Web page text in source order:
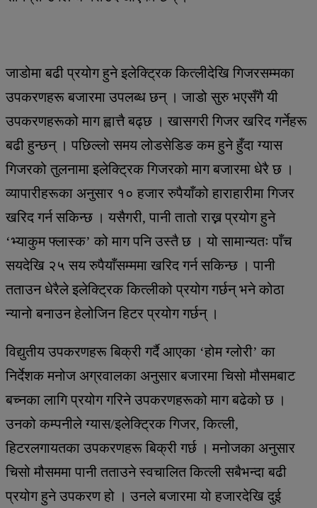
जाडोमा बढी प्रयोग हुने इलेक्ट्रिक कित्लीदेखि गिजरसम्मका
उपकरणहरू बजारमा उपलब्ध छन् । जाडो सुरु भएसँगै यी
उपकरणहरूको माग ह्वात्तै बढ्छ । खासगरी गिजर खरिद गर्नेहरू
बढी हुन्छन् । पछिल्लो समय लोडसेडिङ कम हुने हुँदा ग्यास
गिजरको तुलनामा इलेक्ट्रिक गिजरको माग बजारमा धेरै छ ।
व्यापारीहरूका अनुसार १० हजार रुपैयाँको हाराहारीमा गिजर
खरिद गर्न सकिन्छ । यसैगरी, पानी तातो राख्न प्रयोग हुने
‘भ्याकुम फ्लास्क’ को माग पनि उस्तै छ । यो सामान्यतः पाँच
सयदेखि २५ सय रुपैयाँसम्ममा खरिद गर्न सकिन्छ । पानी
तताउन धेरैले इलेक्ट्रिक कित्लीको प्रयोग गर्छन् भने कोठा
न्यानो बनाउन हेलोजिन हिटर प्रयोग गर्छन् ।
विद्युतीय उपकरणहरू बिक्री गर्दै आएका ‘होम ग्लोरी’ का
निर्देशक मनोज अग्रवालका अनुसार बजारमा चिसो मौसमबाट
बच्नका लागि प्रयोग गरिने उपकरणहरूको माग बढेको छ ।
उनको कम्पनीले ग्यास/इलेक्ट्रिक गिजर, कित्ली,
हिटरलगायतका उपकरणहरू बिक्री गर्छ । मनोजका अनुसार
चिसो मौसममा पानी तताउने स्वचालित कित्ली सबैभन्दा बढी
प्रयोग हुने उपकरण हो । उनले बजारमा यो हजारदेखि दुई